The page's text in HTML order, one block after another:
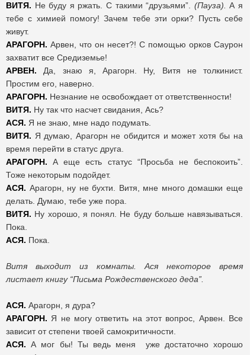
ВИТЯ. Не буду я ржать. С такими “друзьями”. (Пауза).
А я
тебе с химией помогу! Зачем тебе эти орки? Пусть себе
живут.
АРАГОРН. Арвен, что он несет?! С помощью орков Саурон
захватит все Средиземье!
АРВЕН. Да, знаю я, Арагорн. Ну, Витя не толкинист.
Простим его, наверно.
АРАГОРН. Незнание не освобождает от ответственности!
ВИТЯ. Ну так что насчет свидания, Ась?
АСЯ. Я не знаю, мне надо подумать.
ВИТЯ. Я думаю, Арагорн не обидится и может хотя бы на
время перейти в статус друга.
АРАГОРН. А еще есть статус “Просьба не беспокоить”.
Тоже некоторым подойдет.
АСЯ. Арагорн, ну не бухти. Витя, мне много домашки еще
делать. Думаю, тебе уже пора.
ВИТЯ. Ну хорошо, я понял. Не буду больше навязываться.
Пока.
АСЯ. Пока.
Витя выходит из комнаты. Ася некоторое время
листает книгу “Письма Рождественского деда”.
АСЯ. Арагорн, я дура?
АРАГОРН. Я не могу ответить на этот вопрос, Арвен. Все
зависит от степени твоей самокритичности.
АСЯ. А мог бы! Ты ведь меня уже достаточно хорошо